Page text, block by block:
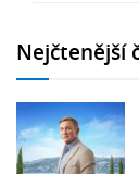
Nejčtenější